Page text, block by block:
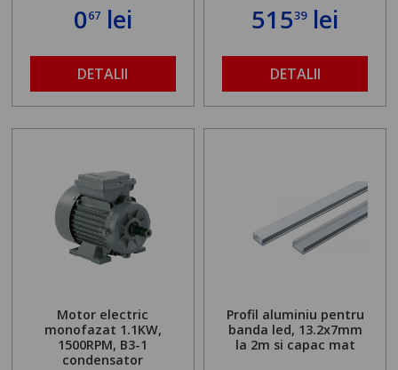
067lei
DETALII
51539lei
DETALII
Motor electric
monofazat 1.1KW,
1500RPM, B3-1
condensator
Profil aluminiu pentru
banda led, 13.2x7mm
la 2m si capac mat